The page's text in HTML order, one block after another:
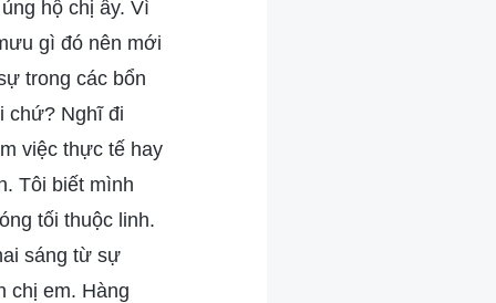
hộ chị ấy. Vì
gì đó nên mới
trong các bổn
chứ? Nghĩ đi
việc thực tế hay
Tôi biết mình
tối thuộc linh.
sáng từ sự
chị em. Hàng